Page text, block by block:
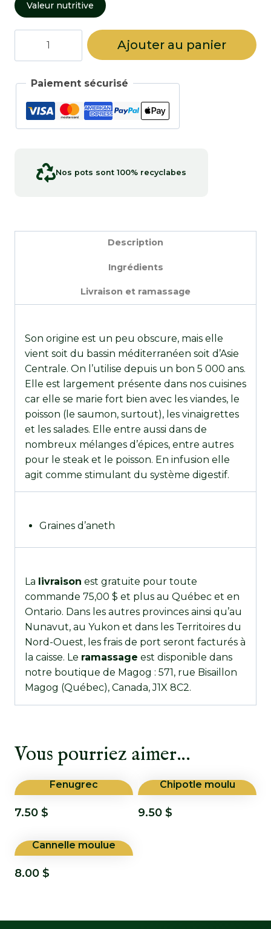
Valeur nutritive
d'aneth
Ajouter au panier
Paiement sécurisé
Nos pots sont 100% recyclabes
Description
Ingrédients
Livraison et ramassage
Son origine est un peu obscure, mais elle
vient soit du bassin méditerranéen soit d’Asie
Centrale. On l’utilise depuis un bon 5 000 ans.
Elle est largement présente dans nos cuisines
car elle se marie fort bien avec les viandes, le
poisson (le saumon, surtout), les vinaigrettes
et les salades. Elle entre aussi dans de
nombreux mélanges d’épices, entre autres
pour le steak et le poisson. En infusion elle
agit comme stimulant du système digestif.
Graines d’aneth
La livraison est gratuite pour toute
commande 75,00 $ et plus au Québec et en
Ontario. Dans les autres provinces ainsi qu’au
Nunavut, au Yukon et dans les Territoires du
Nord-Ouest, les frais de port seront facturés à
la caisse. Le ramassage est disponible dans
notre boutique de Magog : 571, rue Bisaillon
Magog (Québec), Canada, J1X 8C2.
Vous pourriez aimer…
Fenugrec
7.50 $
Chipotle moulu
9.50 $
Cannelle moulue
8.00 $